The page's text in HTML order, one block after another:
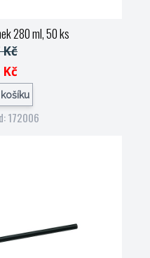
280 ml, 50 ks
Kč
Kč
172006